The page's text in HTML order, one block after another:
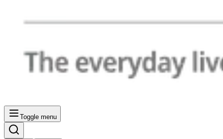
Toggle menu